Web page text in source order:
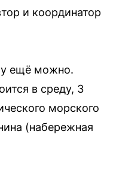
и координатор
ещё можно.
в среду, 3
морского
(набережная